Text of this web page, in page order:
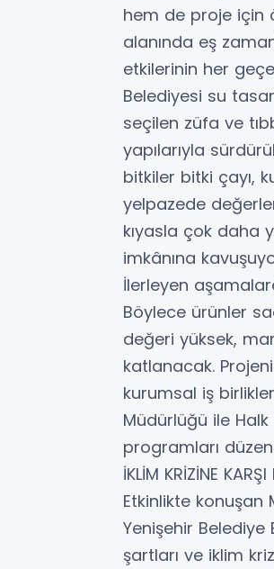
hem de proje için
alanında eş
etkilerinin her
Belediyesi su
seçilen züfa ve
yapılarıyla
bitkiler bitki çayı,
yelpazede
kıyasla çok daha
imkânına
İlerleyen
Böylece ürünler
değeri yüksek,
katlanacak.
kurumsal iş
Müdürlüğü ile
programları
İKLİM KRİZİNE
Etkinlikte konuşan
Yenişehir Belediye
şartları ve iklim